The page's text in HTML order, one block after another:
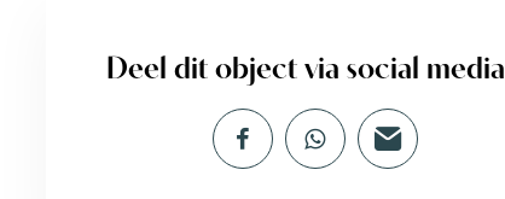
Deel dit object via social media